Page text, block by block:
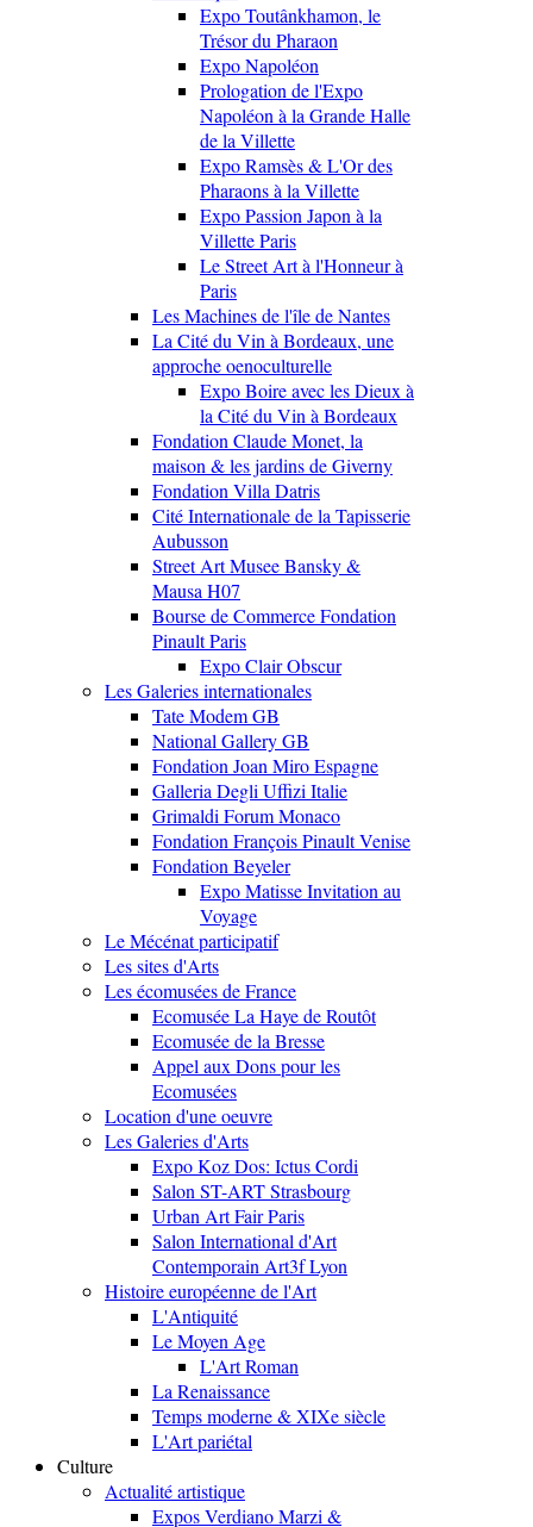
Expo Toutânkhamon, le
Trésor du Pharaon
Expo Napoléon
Prologation de l'Expo
Napoléon à la Grande Halle
de la Villette
Expo Ramsès & L'Or des
Pharaons à la Villette
Expo Passion Japon à la
Villette Paris
Le Street Art à l'Honneur à
Paris
Les Machines de l'île de Nantes
La Cité du Vin à Bordeaux, une
approche oenoculturelle
Expo Boire avec les Dieux à
la Cité du Vin à Bordeaux
Fondation Claude Monet, la
maison & les jardins de Giverny
Fondation Villa Datris
Cité Internationale de la Tapisserie
Aubusson
Street Art Musee Bansky &
Mausa H07
Bourse de Commerce Fondation
Pinault Paris
Expo Clair Obscur
Les Galeries internationales
Tate Modem GB
National Gallery GB
Fondation Joan Miro Espagne
Galleria Degli Uffizi Italie
Grimaldi Forum Monaco
Fondation François Pinault Venise
Fondation Beyeler
Expo Matisse Invitation au
Voyage
Le Mécénat participatif
Les sites d'Arts
Les écomusées de France
Ecomusée La Haye de Routôt
Ecomusée de la Bresse
Appel aux Dons pour les
Ecomusées
Location d'une oeuvre
Les Galeries d'Arts
Expo Koz Dos: Ictus Cordi
Salon ST-ART Strasbourg
Urban Art Fair Paris
Salon International d'Art
Contemporain Art3f Lyon
Histoire européenne de l'Art
L'Antiquité
Le Moyen Age
L'Art Roman
La Renaissance
Temps moderne & XIXe siècle
L'Art pariétal
Culture
Actualité artistique
Expos Verdiano Marzi &